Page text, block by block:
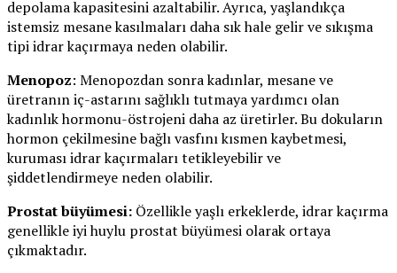
depolama kapasitesini azaltabilir. Ayrıca, yaşlandıkça
istemsiz mesane kasılmaları daha sık hale gelir ve sıkışma
tipi idrar kaçırmaya neden olabilir.
Menopoz: Menopozdan sonra kadınlar, mesane ve
üretranın iç-astarını sağlıklı tutmaya yardımcı olan
kadınlık hormonu-östrojeni daha az üretirler. Bu dokuların
hormon çekilmesine bağlı vasfını kısmen kaybetmesi,
kuruması idrar kaçırmaları tetikleyebilir ve
şiddetlendirmeye neden olabilir.
Prostat büyümesi: Özellikle yaşlı erkeklerde, idrar kaçırma
genellikle iyi huylu prostat büyümesi olarak ortaya
çıkmaktadır.